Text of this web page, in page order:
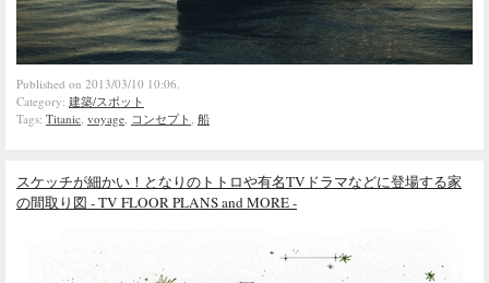
Published on 2013/03/10 10:06.
Category: 建築/スポット
Tags: Titanic voyage コンセプト 船
スケッチが細かい！となりのトトロや有名TVドラマなどに登場する家
の間取り図 - TV FLOOR PLANS and MORE -